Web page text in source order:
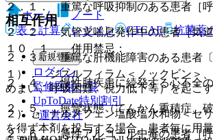
相互作用
１０．１． 併用禁忌：
１）． ジスルフィラム＜ノックビン＞
めまい、呼吸困難、視力低下等）を起こ
２）． ナルメフェン塩酸塩水和物＜セ
を得ず本剤を投与する場合、患者毎に用
２．１． 重篤な呼吸抑制のある患者［呼
２．２． 気管支喘息発作中の患者［気
２．３． 重篤な肝機能障害のある患者〔
２．４． 慢性肺疾患に続発する心不全
２．５． 痙攣状態（てんかん重積症、
２．６． 急性アルコール中毒の患者［
ホーム
ノート
表・計算
レジメン CTCAE 抗菌薬
新規登録
ログイン
監修医師一覧
UpToDate特別割引
運営会社